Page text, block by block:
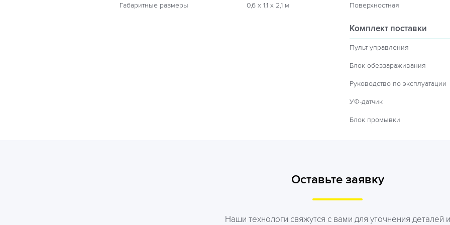
Габаритные размеры 0,6 х 1,1 х 2,1 м Поверхностная
Комплект поставки
Пульт управления
Блок обеззараживания
Руководство по эксплуатации
УФ-датчик
Блок промывки
Оставьте заявку
Наши технологи свяжутся с вами для уточнения деталей и